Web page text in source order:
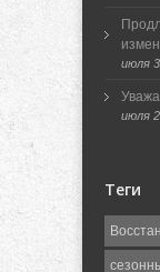
июля
июля
Теги